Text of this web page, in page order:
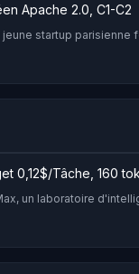
Apache 2.0, C1-C2
startup
0,12$/Tâche, 160
un laboratoire